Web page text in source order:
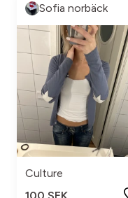
Sofia norbäck
Culture
100 SEK